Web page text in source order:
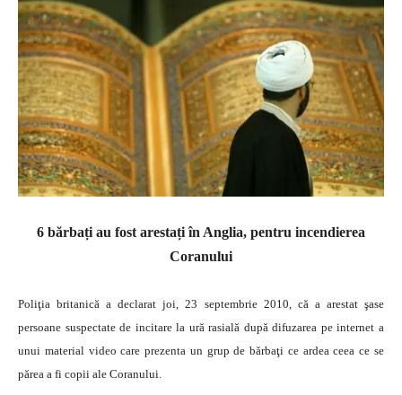
6 bărbați au fost arestați în Anglia, pentru incendierea
Coranului
Poliţia britanică a declarat joi, 23 septembrie 2010, că a arestat şase
persoane suspectate de incitare la ură rasială după difuzarea pe internet a
unui material video care prezenta un grup de bărbaţi ce ardea ceea ce se
părea a fi copii ale Coranului.